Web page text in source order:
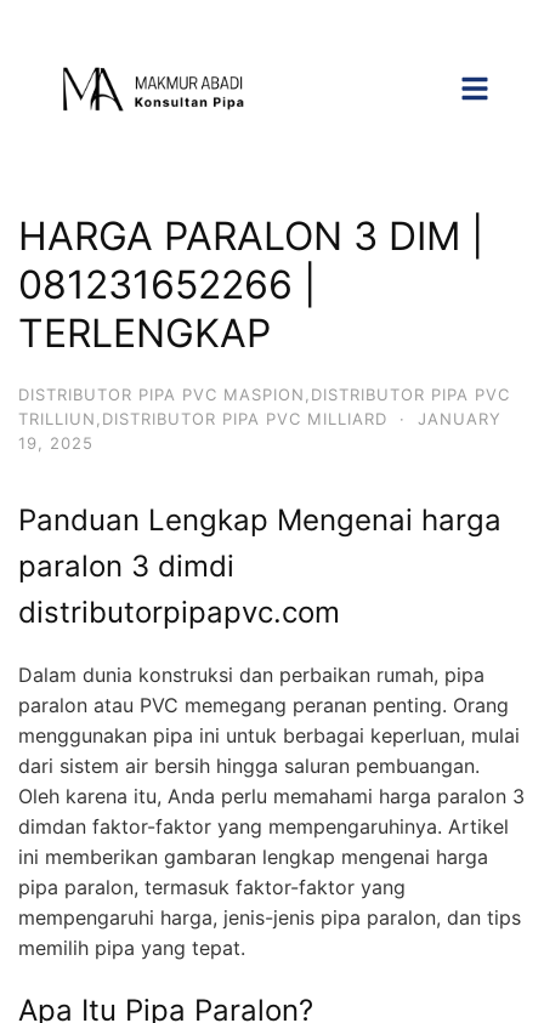
HARGA PARALON 3 DIM |
081231652266 |
TERLENGKAP
DISTRIBUTOR PIPA PVC MASPION,DISTRIBUTOR PIPA PVC
TRILLIUN,DISTRIBUTOR PIPA PVC MILLIARD
·
JANUARY
19, 2025
Panduan Lengkap Mengenai harga
paralon 3 dimdi
distributorpipapvc.com
Dalam dunia konstruksi dan perbaikan rumah, pipa
paralon atau PVC memegang peranan penting. Orang
menggunakan pipa ini untuk berbagai keperluan, mulai
dari sistem air bersih hingga saluran pembuangan.
Oleh karena itu, Anda perlu memahami harga paralon 3
dimdan faktor-faktor yang mempengaruhinya. Artikel
ini memberikan gambaran lengkap mengenai harga
pipa paralon, termasuk faktor-faktor yang
mempengaruhi harga, jenis-jenis pipa paralon, dan tips
memilih pipa yang tepat.
Apa Itu Pipa Paralon?